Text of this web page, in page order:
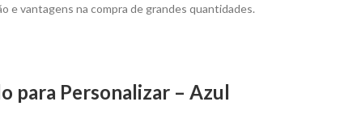
e vantagens na compra de grandes quantidades.
para Personalizar – Azul